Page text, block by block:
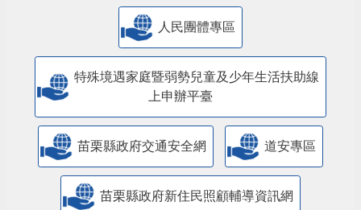
人民團體專區
特殊境遇家庭暨弱勢兒童及少年生活扶助線
上申辦平臺
苗栗縣政府交通安全網 道安專區
苗栗縣政府新住民照顧輔導資訊網